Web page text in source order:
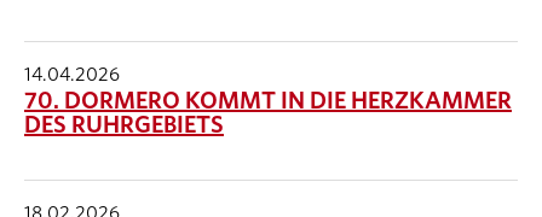
14.04.2026
70. DORMERO KOMMT IN DIE HERZKAMMER
DES RUHRGEBIETS
18.02.2026